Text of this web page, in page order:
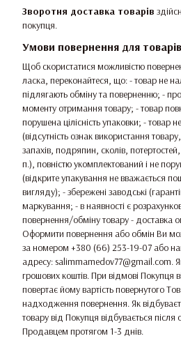
Зворотня доставка товарів
покупця.
Умови повернення для
Щоб скористатися можливістю
ласка, переконайтеся, що: - товар не
підлягають обміну та поверненню; -
моменту отримання товару; - товар
порушена цілісність упаковки; - товар
(відсутність ознак використання
запахів, подряпин, сколів,
п.), повністю укомплектований і не
(відкрите упакування не вважається
вигляду); - збережені заводські
маркування; - в наявності є
повернення/обміну товару - доставка
Оформити повернення або обмін Ви
за номером +380 (66) 253-19-07 або
адресу: salimmamedov77@gmail.com.
грошових коштів. При відмові Покупця
повертає йому вартість повернутого
надходження повернення. Як
товару від Покупця відбувається
Продавцем протягом 1-3 днів.